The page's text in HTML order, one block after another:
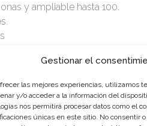
Gestionar el
las mejores experiencias, utilizamos
y/o acceder a la información del
nos permitirá procesar datos como el
únicas en este sitio. No consentir
y ampliable hasta 100.
dirigidos a empresas a
una visita o resolver